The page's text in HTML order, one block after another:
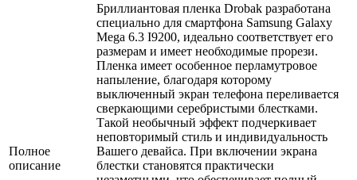
Полное
описание
Бриллиантовая пленка Drobak разработана
специально для смартфона Samsung Galaxy
Mega 6.3 I9200, идеально соответствует его
размерам и имеет необходимые прорези.
Пленка имеет особенное перламутровое
напыление, благодаря которому
выключенный экран телефона переливается
сверкающими серебристыми блестками.
Такой необычный эффект подчеркивает
неповторимый стиль и индивидуальность
Вашего девайса. При включении экрана
блестки становятся практически